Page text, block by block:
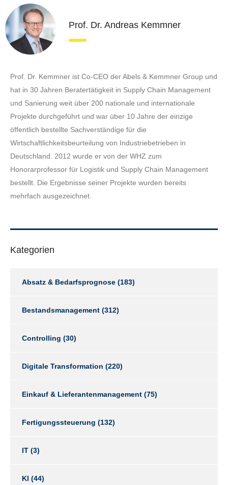
Prof. Dr. Andreas Kemmner
Prof. Dr. Kemmner ist Co-CEO der Abels & Kemmner Group und
hat in 30 Jahren Beratertätigkeit in Supply Chain Management
und Sanierung weit über 200 nationale und internationale
Projekte durchgeführt und war über 10 Jahre der einzige
öffentlich bestellte Sachverständige für die
Wirtschaftlichkeitsbeurteilung von Industriebetrieben in
Deutschland. 2012 wurde er von der WHZ zum
Honorarprofessor für Logistik und Supply Chain Management
bestellt. Die Ergebnisse seiner Projekte wurden bereits
mehrfach ausgezeichnet.
Kategorien
Absatz & Bedarfsprognose (183)
Bestandsmanagement (312)
Controlling (30)
Digitale Transformation (220)
Einkauf & Lieferantenmanagement (75)
Fertigungssteuerung (132)
IT (3)
KI (44)